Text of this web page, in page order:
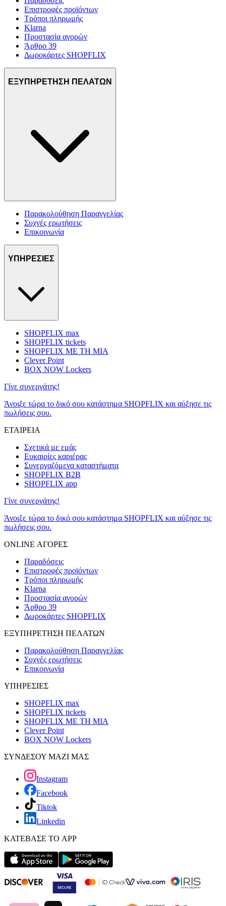
Επιστροφές προϊόντων
Τρόποι πληρωμής
Klarna
Προστασία αγορών
Άρθρο 39
Δωροκάρτες SHOPFLIX
ΕΞΥΠΗΡΕΤΗΣΗ ΠΕΛΑΤΩΝ
Παρακολούθηση Παραγγελίας
Συχνές ερωτήσεις
Επικοινωνία
ΥΠΗΡΕΣΙΕΣ
SHOPFLIX max
SHOPFLIX tickets
SHOPFLIX ΜΕ ΤΗ ΜΙΑ
Clever Point
BOX NOW Lockers
Γίνε συνεργάτης!
Άνοιξε τώρα το δικό σου κατάστημα SHOPFLIX και αύξησε τις
πωλήσεις σου.
ΕΤΑΙΡΕΙΑ
Σχετικά με εμάς
Ευκαιρίες καριέρας
Συνεργαζόμενα καταστήματα
SHOPFLIX B2B
SHOPFLIX app
Γίνε συνεργάτης!
Άνοιξε τώρα το δικό σου κατάστημα SHOPFLIX και αύξησε τις
πωλήσεις σου.
ONLINE ΑΓΟΡΕΣ
Παραδόσεις
Επιστροφές προϊόντων
Τρόποι πληρωμής
Klarna
Προστασία αγορών
Άρθρο 39
Δωροκάρτες SHOPFLIX
ΕΞΥΠΗΡΕΤΗΣΗ ΠΕΛΑΤΩΝ
Παρακολούθηση Παραγγελίας
Συχνές ερωτήσεις
Επικοινωνία
ΥΠΗΡΕΣΙΕΣ
SHOPFLIX max
SHOPFLIX tickets
SHOPFLIX ΜΕ ΤΗ ΜΙΑ
Clever Point
BOX NOW Lockers
ΣΥΝΔΕΣΟΥ ΜΑΖΙ ΜΑΣ
Instagram
Facebook
Tiktok
Linkedin
ΚΑΤΕΒΑΣΕ ΤΟ APP